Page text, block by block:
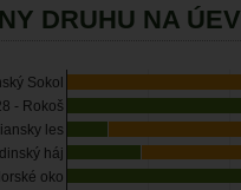
DRUHU NA ÚEV
Sokol
- Rokoš
les
háj
oko